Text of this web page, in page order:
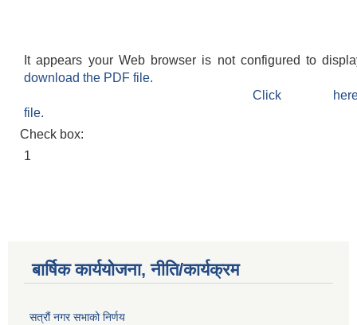
It appears your Web browser is not configured to
download the PDF file.
Click
file.
Check box:
1
बार्षिक कार्ययोजना, नीति/कार्यक्रम
सत्रौं नगर सभाको निर्णय